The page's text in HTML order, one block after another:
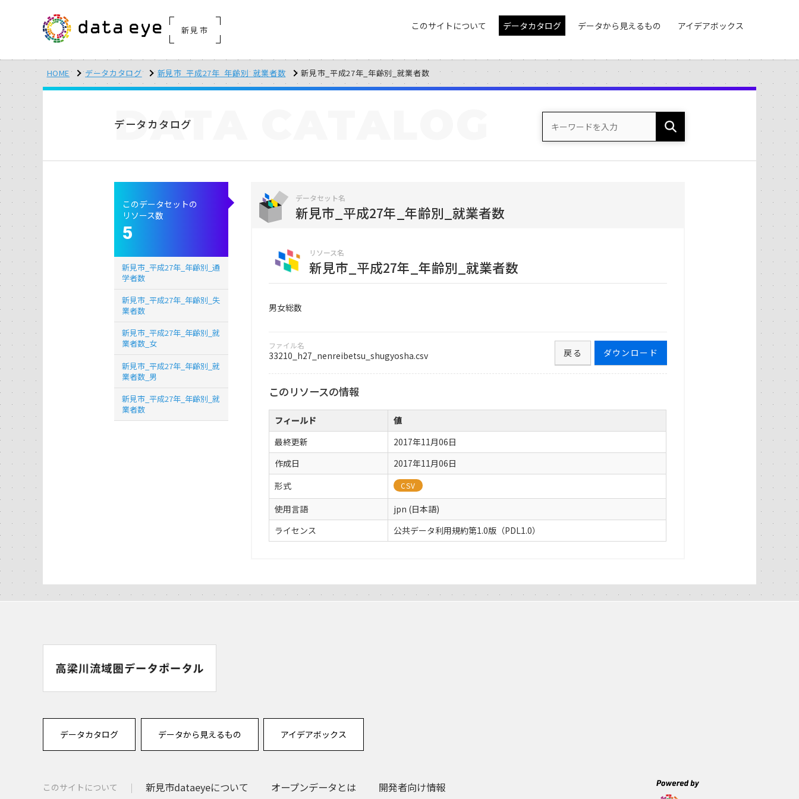
新見市 このサイトについて データカタログ データから見えるもの アイデアボックス
HOME データカタログ 新見市_平成27年_年齢別_就業者数 新見市_平成27年_年齢別_就業者数
データカタログ
DATA
データセット名
新見市_平成27年_年齢別_就業者数
リソース名
新見市_平成27年_年齢別_就業者数
男女総数
ファイル名
33210_h27_nenreibetsu_shugyosha.csv ダウンロード
戻る
このリソースの情報
フィールド
値
最終更新
2017年11月06日
作成日
2017年11月06日
形式
CSV
使用言語
jpn (日本語)
ライセンス
公共データ利用規約第1.0版（PDL1.0）
このデータセットの
リソース数
5
新見市_平成27年_年齢別_通
学者数
新見市_平成27年_年齢別_失
業者数
新見市_平成27年_年齢別_就
業者数_女
新見市_平成27年_年齢別_就
業者数_男
新見市_平成27年_年齢別_就
業者数
データカタログ データから見えるもの アイデアボックス
このサイトについて 新見市dataeyeについて オープンデータとは 開発者向け情報